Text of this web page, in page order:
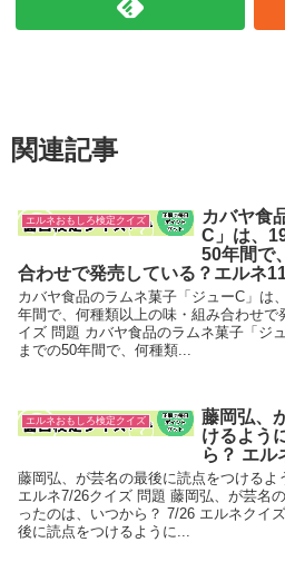
関連記事
エルネおもしろ検定クイズ
カバヤ食
C」は、
50年間で
合わせで発売している？エルネ
カバヤ食品のラムネ菓子「ジューC」は
年間で、何種類以上の味・組み合わせで
イズ 問題 カバヤ食品のラムネ菓子「ジ
までの50年間で、何種類...
エルネおもしろ検定クイズ
藤岡弘、
けるよう
ら？ エル
藤岡弘、が芸名の最後に読点をつけるよ
エルネ7/26クイズ 問題 藤岡弘、が芸名
ったのは、いつから？ 7/26 エルネクイ
後に読点をつけるように...